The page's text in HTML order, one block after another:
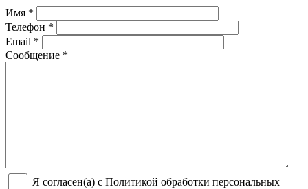
Имя *
Телефон *
Email *
Сообщение *
Я согласен(а) с Политикой обработки персональных